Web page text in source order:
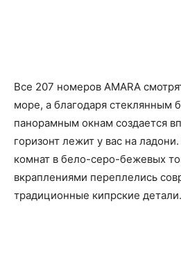
Все 207 номеров AMARA
море, а благодаря стеклянным
панорамным окнам создается
горизонт лежит у вас на
комнат в бело-серо-бежевых
вкраплениями переплелись
традиционные кипрские детали.